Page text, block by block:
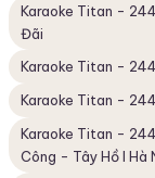
Karaoke Titan -
Đãi
Karaoke Titan -
Karaoke Titan -
Karaoke Titan -
Công - Tây Hồ I Hà